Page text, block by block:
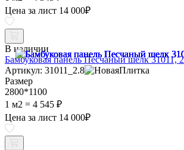
Цена за лист 14 000₽
В наличии
Бамбуковая панель Песчаный шелк 31011,
Артикул: 31011_2.8
Размер
2800*1100
1 м2 = 4 545 ₽
Цена за лист 14 000₽